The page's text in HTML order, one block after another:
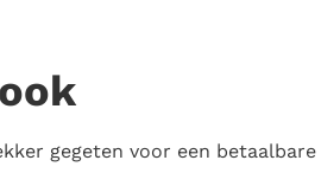
gegeten voor een betaalbare